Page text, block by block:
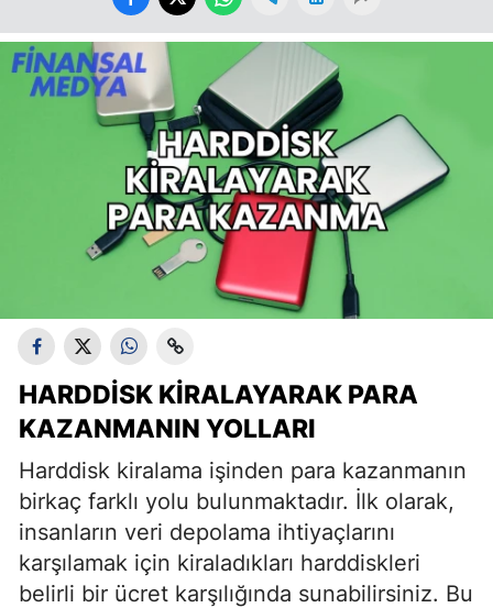
HARDDISK KIRALAYARAK PARA
KAZANMANIN YOLLARI
Harddisk kiralama işinden para kazanmanın
birkaç farklı yolu bulunmaktadır. İlk olarak,
insanların veri depolama ihtiyaçlarını
karşılamak için kiraladıkları harddiskleri
belirli bir ücret karşılığında sunabilirsiniz. Bu